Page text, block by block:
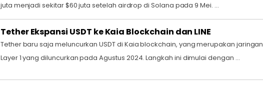
juta menjadi sekitar $60 juta setelah airdrop di Solana pada 9 Mei. ...
Tether Ekspansi USDT ke Kaia Blockchain dan LINE
Tether baru saja meluncurkan USDT di Kaia blockchain, yang merupakan jaringan
Layer 1 yang diluncurkan pada Agustus 2024. Langkah ini dimulai dengan ...